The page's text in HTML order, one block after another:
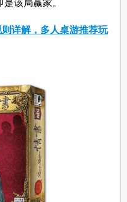
该局赢家。
则详解，多人桌游推荐玩